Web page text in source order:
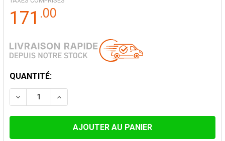
171 .00
STOCK
ACTUEL:
QUANTITÉ:
DIMINUER LA QUANTITÉ DE TÉ 90 ° CONVESA
AUGMENTER LA QUANTITÉ DE TÉ 90 °